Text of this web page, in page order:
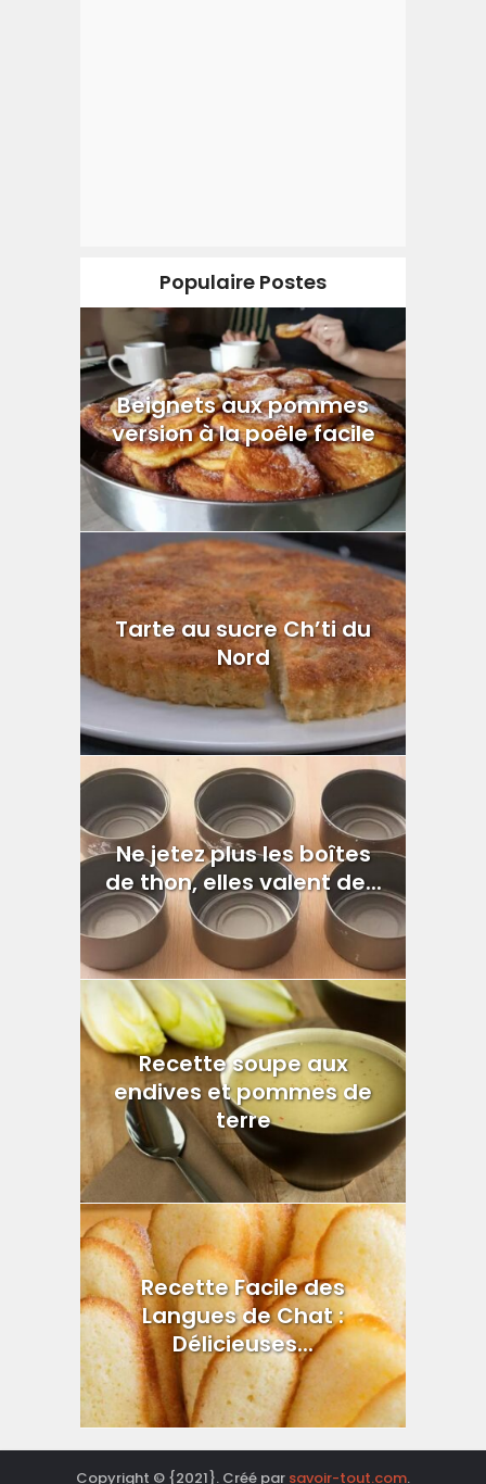
Populaire Postes
Beignets aux pommes
version à la poêle facile
Tarte au sucre Ch’ti du
Nord
Ne jetez plus les boîtes
de thon, elles valent de...
Recette soupe aux
endives et pommes de
terre
Recette Facile des
Langues de Chat :
Délicieuses...
Copyright © {2021}. Créé par savoir-tout.com.